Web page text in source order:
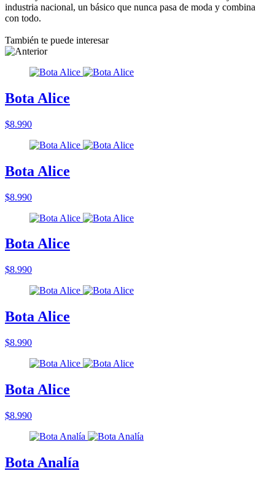
industria nacional, un básico que nunca pasa de moda y combina
con todo.
También te puede interesar
Bota Alice
$8.990
Bota Alice
$8.990
Bota Alice
$8.990
Bota Alice
$8.990
Bota Alice
$8.990
Bota Analía